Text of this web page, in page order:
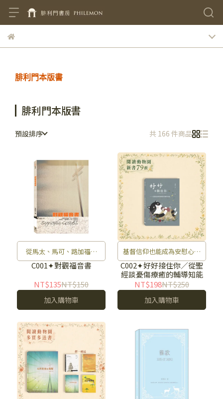
腓利門本版書
腓利門本版書
預設排序 共 166 件商品
從馬太、馬可、路加福音
中，逐一看見基督的全貌。
C001✦對觀福音書
NT$135NT$150
加入購物車
基督信仰也能成為安慰心靈
的力量。
C002✦好好接住你／從聖
經談憂傷療癒的輔導知能
NT$198NT$250
加入購物車